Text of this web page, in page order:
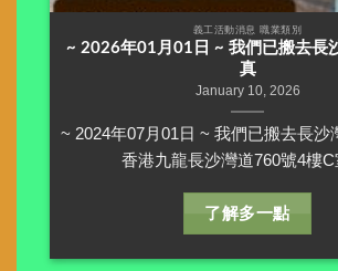
義工活動消息 職業類別
~ 2026年01月01日 ~ 我們已搬去長
真
January 10, 2026
~ 2024年07月01日 ~ 我們已搬去長沙
香港九龍長沙灣道760號4樓C
了解多一點